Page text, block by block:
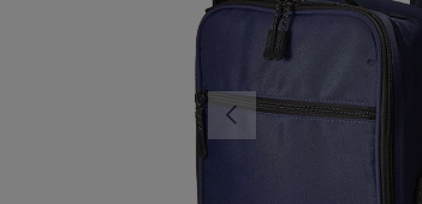
VORIGE